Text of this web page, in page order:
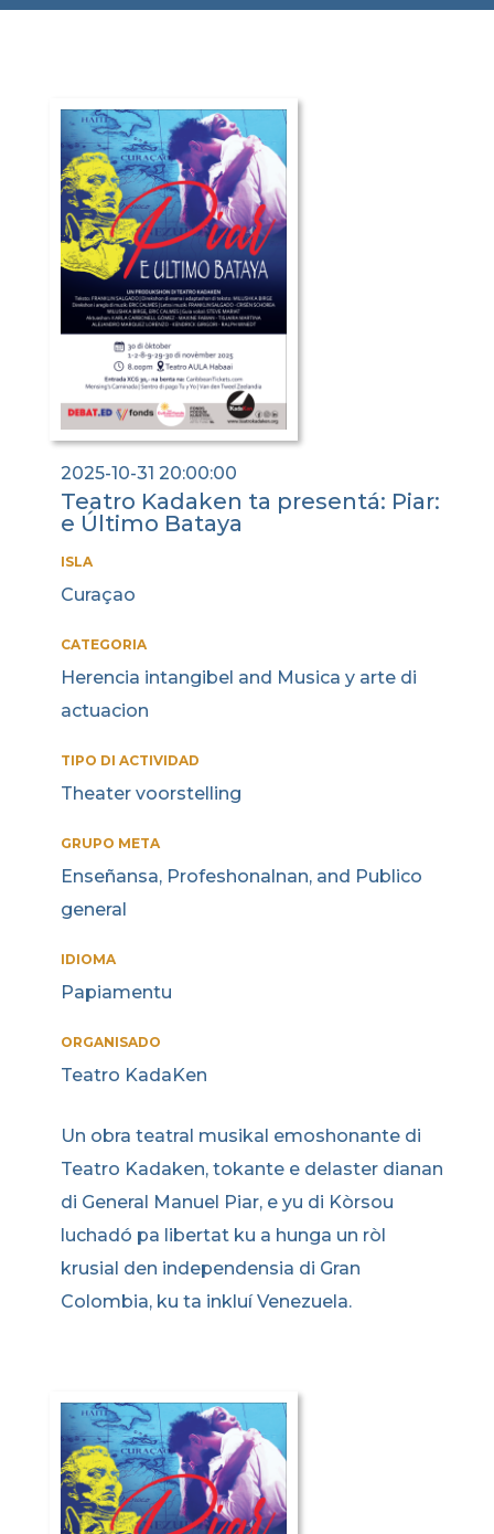
2025-10-31 20:00:00
Teatro Kadaken ta presentá: Piar:
e Último Bataya
ISLA
Curaçao
CATEGORIA
Herencia intangibel and Musica y arte di
actuacion
TIPO DI ACTIVIDAD
Theater voorstelling
GRUPO META
Enseñansa, Profeshonalnan, and Publico
general
IDIOMA
Papiamentu
ORGANISADO
Teatro KadaKen
Un obra teatral musikal emoshonante di
Teatro Kadaken, tokante e delaster dianan
di General Manuel Piar, e yu di Kòrsou
luchadó pa libertat ku a hunga un ròl
krusial den independensia di Gran
Colombia, ku ta inkluí Venezuela.